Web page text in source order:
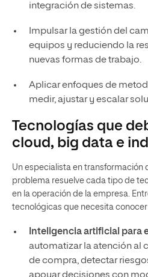
integración de sistemas.
Impulsar la gestión del
equipos y reduciendo la
nuevas formas de trabajo.
Aplicar enfoques de
medir, ajustar y escalar
Tecnologías que
cloud, big data e
Un especialista en transformación
problema resuelve cada tipo de
en la operación de la empresa.
tecnológicas que necesita
Inteligencia artificial para
automatizar la atención al
de compra, detectar
apoyar decisiones con